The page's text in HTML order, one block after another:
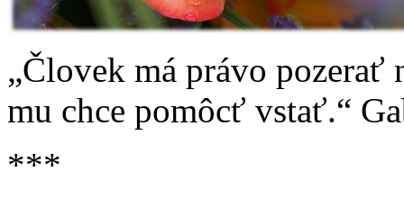
„Človek má právo pozerať
mu chce pomôcť vstať.“
***